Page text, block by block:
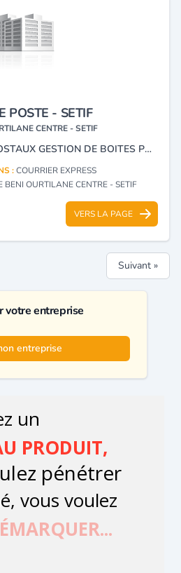
POSTE - SETIF
CENTRE - SETIF
POSTE ET SERVICES POSTAUX GESTION DE BOITES POSTALES COURRIER EXPRESS.
:COURRIER EXPRESS
BENI OURTILANE CENTRE - SETIF
VERS LA PAGE
Suivant »
votre entreprise
entreprise